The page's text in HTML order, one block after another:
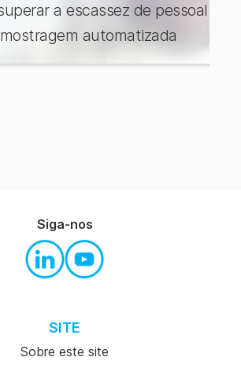
a escassez de pessoal
automatizada
SITE
Sobre este site
Siga-nos